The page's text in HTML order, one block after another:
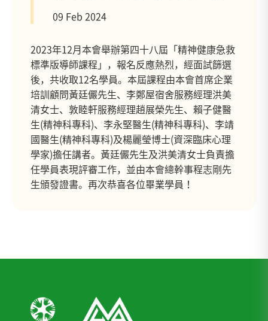
09 Feb 2024
2023年12月本會舉辦第四十八屆「精神健康急救
標準版導師課程」，報名反應熱烈，經面試篩選
後，共收取12名學員。本屆課程由本會首席企業
培訓顧問黃廷儼先生、李鄭屋宿舍服務經理洪美
清女士、敦睦軒服務經理趙展榮先生、賴子健醫
生(精神科專科)、李永堅醫生(精神科專科)、李靖
國醫生(精神科專科)及楊麗瑩博士(資深臨床心理
學家)擔任講者。黃廷儼先生及洪美清女士負責擔
任學員表現評審工作，並由本會總幹事程志剛先
生頒發證書。再次恭喜各位畢業學員！